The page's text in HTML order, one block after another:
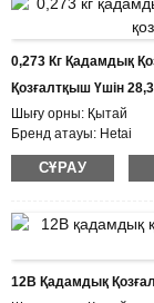
0,273 Кг Қадамдық
Қозғалтқыш Үшін
Шығу орны: Қытай
Бренд атауы: Hetai
Сертификаттау: CE
Модель нөмірі:
Қаптама туралы
Жеткізу уақыты: 7 ~
Төлем шарттары: L/C,
Жеткізу мүмкіндігі:
СҰРАУ
12В Қадамдық